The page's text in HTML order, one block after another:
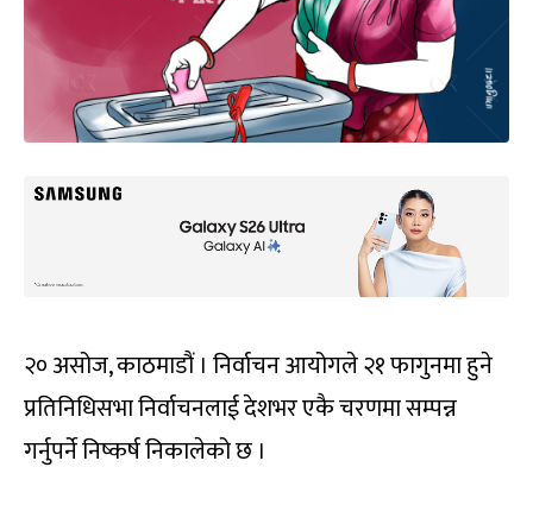
२० असोज, काठमाडौं । निर्वाचन आयोगले २१ फागुनमा हुने
प्रतिनिधिसभा निर्वाचनलाई देशभर एकै चरणमा सम्पन्न
गर्नुपर्ने निष्कर्ष निकालेको छ ।